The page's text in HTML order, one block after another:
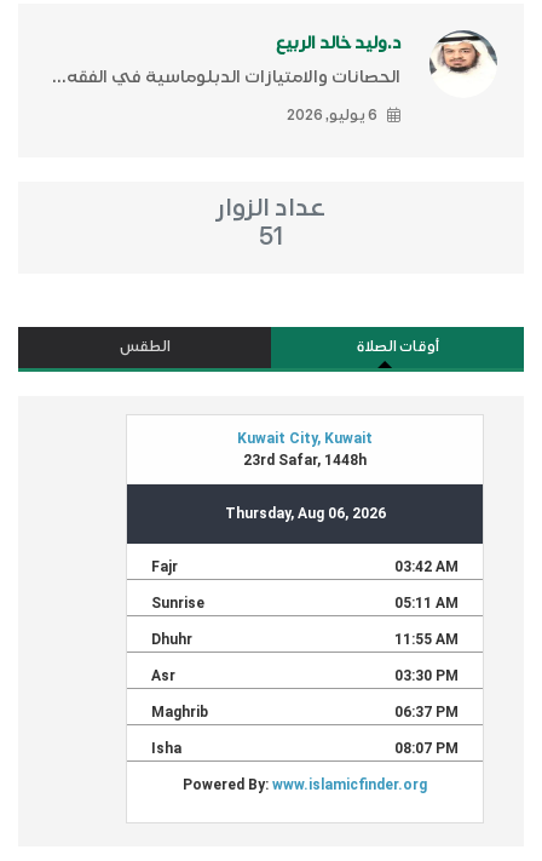
د.وليد خالد الربيع
الحصانات والامتيازات الدبلوماسية في الفقه...
6 يوليو, 2026
عداد الزوار
51
أوقات الصلاة الطقس